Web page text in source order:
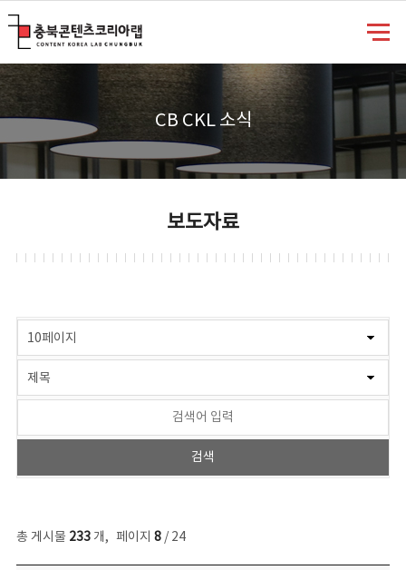
CB CKL 소식
보도자료
총 게시물 233개, 페이지 8/ 24
보도자료 목록 - 번호, 제목, 작성자, 파일, 조회수, 작성일 정보 제공